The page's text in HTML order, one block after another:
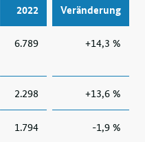
2022 Veränderung
6.789 +14,3 %
2.298 +13,6 %
1.794 -1,9 %